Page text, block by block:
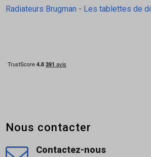
Radiateurs Brugman - Les tablettes de
Nous contacter
Contactez-nous